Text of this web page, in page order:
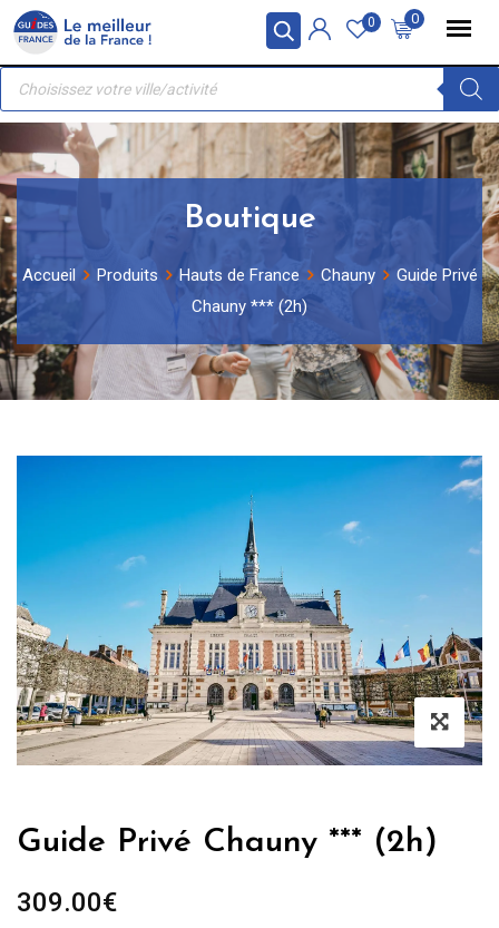
Panneau de gestion des cookies
Skip
content
0
0
Recherche
produits
Boutique
Accueil Produits Hauts de France Chauny
Guide Privé
Chauny *** (2h)
Guide Privé Chauny *** (2h)
309.00€